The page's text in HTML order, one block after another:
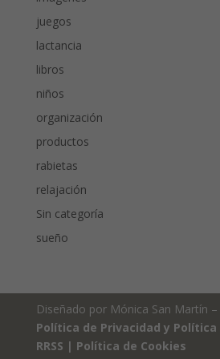
juegos
lactancia
libros
niños
organización
productos
rabietas
relajación
Sin categoría
sueño
Diseñado por Mónica San Martín –
Política de Privacidad y Política
RRSS | Política de Cookies